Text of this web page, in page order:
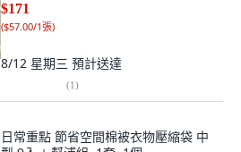
$171
($57.00/1張)
8/12 星期三 預計送達
(1)
日常重點 節省空間棉被衣物壓縮袋 中